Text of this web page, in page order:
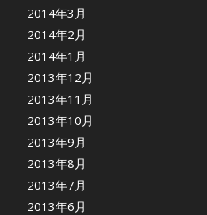
2014年3月
2014年2月
2014年1月
2013年12月
2013年11月
2013年10月
2013年9月
2013年8月
2013年7月
2013年6月